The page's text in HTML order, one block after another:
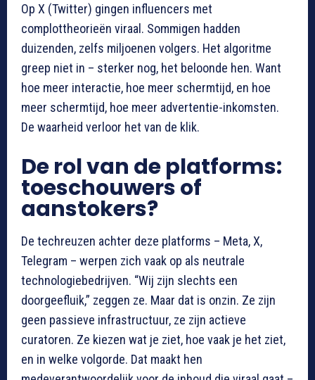
Op X (Twitter) gingen influencers met
complottheorieën viraal. Sommigen hadden
duizenden, zelfs miljoenen volgers. Het algoritme
greep niet in – sterker nog, het beloonde hen. Want
hoe meer interactie, hoe meer schermtijd, en hoe
meer schermtijd, hoe meer advertentie-inkomsten.
De waarheid verloor het van de klik.
De rol van de platforms:
toeschouwers of
aanstokers?
De techreuzen achter deze platforms – Meta, X,
Telegram – werpen zich vaak op als neutrale
technologiebedrijven. “Wij zijn slechts een
doorgeefluik,” zeggen ze. Maar dat is onzin. Ze zijn
geen passieve infrastructuur, ze zijn actieve
curatoren. Ze kiezen wat je ziet, hoe vaak je het ziet,
en in welke volgorde. Dat maakt hen